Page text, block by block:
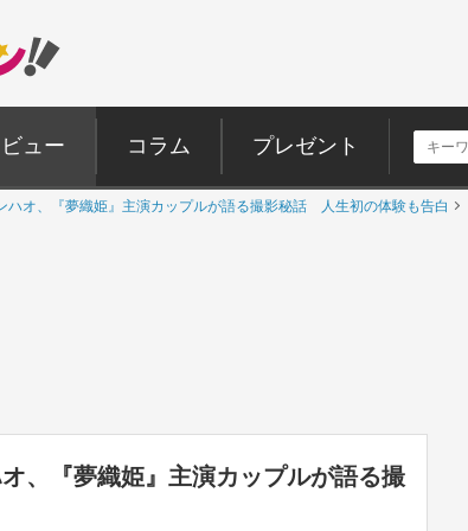
ュー コラム プレゼント
ハオ、『夢織姫』主演カップルが語る撮影秘話 人生初の体験も告白
、『夢織姫』主演カップルが語る撮